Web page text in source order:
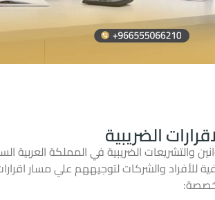
الضريبية
والتشريعات الضريبية في المملكة
والشركات لتوجيههم علي مسار